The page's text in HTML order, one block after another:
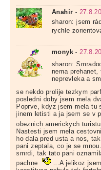
Anahir -
sharon: jsem
rychle
monyk -
sharon:
nema
neprevleka a
se nekdo prolije tezkym
posledni doby jsem mela
Poprve, kdyz jsem mela tu
jinem letisti a ja jsem se v
obeznich americkych
Nastesti jsem mela
ho dala pred usta a nos,
pani zeptala, co je se
smrdi, tak tato pani
pachne
...A jelikoz